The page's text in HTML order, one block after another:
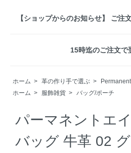
【ショップからのお知らせ】 ご注
15時迄のご注文で
ホーム > 革の作り手で選ぶ >
ホーム > 服飾雑貨 > バッグ/ポーチ
パーマネントエ
バッグ 牛革 02